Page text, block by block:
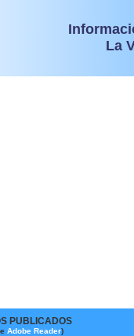
La
PUBLICADOS
Adobe Reader)